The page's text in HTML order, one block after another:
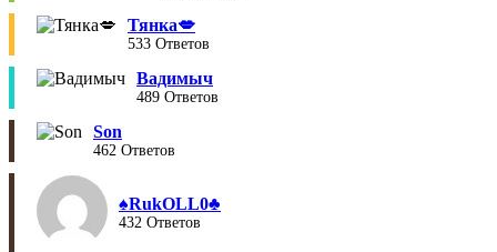
Тянка💋
533 Ответов
Вадимыч
489 Ответов
Son
462 Ответов
♠︎RukOLL0♣︎
432 Ответов